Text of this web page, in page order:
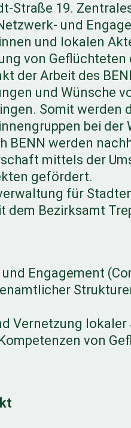
Straße 19.
und
und lokalen
von
der Arbeit des
und Wünsche
Somit werden
bei
BENN werden
mittels der
gefördert.
für
dem Bezirksamt
Engagement
Vernetzung lokaler
von